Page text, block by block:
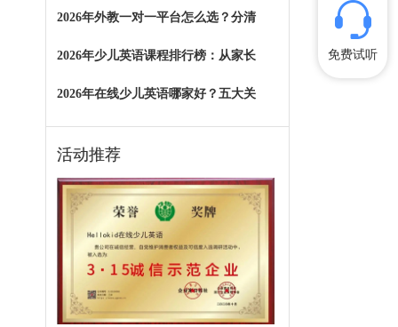
2026年外教一对一平台怎么选？分清
2026年少儿英语课程排行榜：从家长
2026年在线少儿英语哪家好？五大关
活动推荐
免费试听